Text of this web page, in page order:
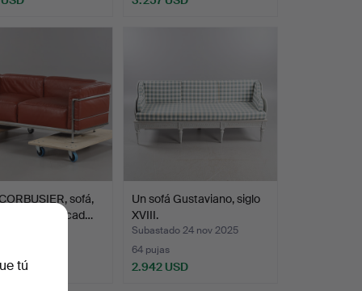
sofá,
marcad…
Un sofá Gustaviano, siglo
XVIII.
Subastado 24 nov 2025
64 pujas
2.942 USD
tú